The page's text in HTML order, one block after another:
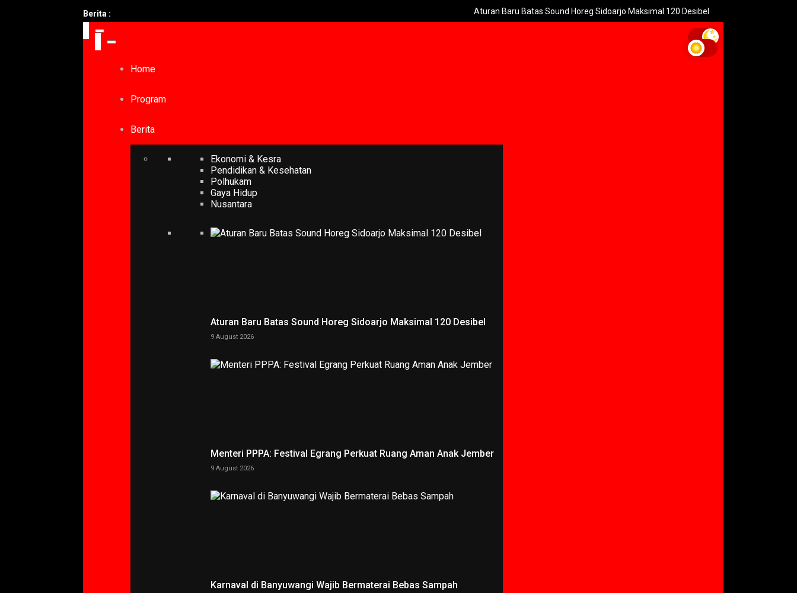
Berita : Aturan Baru Batas Sound Horeg Sidoarjo Maksimal 120 Desibel Menteri PPPA: Festival
Home
Program
Berita
Ekonomi & Kesra
Pendidikan & Kesehatan
Polhukam
Gaya Hidup
Nusantara
Aturan Baru Batas Sound Horeg Sidoarjo Maksimal 120 Desibel
9 August 2026
Menteri PPPA: Festival Egrang Perkuat Ruang Aman Anak Jember
9 August 2026
Karnaval di Banyuwangi Wajib Bermaterai Bebas Sampah